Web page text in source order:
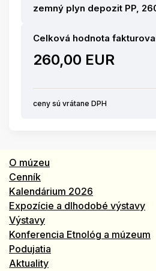
zemný plyn depozit PP,
Celková hodnota
260,00 EUR
ceny sú vrátane DPH
O múzeu
Cenník
Kalendárium 2026
Expozície a dlhodobé výstavy
Výstavy
Konferencia Etnológ a múzeum
Podujatia
Aktuality